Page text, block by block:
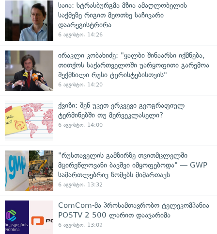
საია: სტრასბურგმა მზია ამაღლობელის
საქმეზე რიგით მეოთხე საჩივარი
დაარეგისტრირა
6 აგვისტო, 14:26
ირაკლი კობახიძე: "ყალბი შინაარსი იქმნება,
თითქოს საქართველოში უარყოფითი გარემოა
შექმნილი რუსი ტურისტებისთვის"
6 აგვისტო, 14:20
ქვიზი: შენ უკეთ ერკვევი გეოგრაფიულ
ტერმინებში თუ მერვეკლასელი?
6 აგვისტო, 14:00
"რუსთაველის გამზირზე თვითმცლელში
მცირეწლოვანი ბავშვი იმყოფებოდა" — GWP
სამართლებრივ ზომებს მიმართავს
6 აგვისტო, 13:32
ComCom-მა პროსამთავრობო ტელეკომპანია
POSTV 2 500 ლარით დააჯარიმა
6 აგვისტო, 13:02